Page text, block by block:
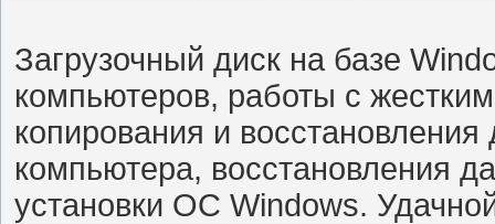
Загрузочный диск на базе
компьютеров, работы с
копирования и восстановления
компьютера, восстановления
установки ОС Windows.